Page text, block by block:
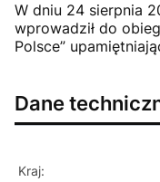
W dniu 24 sierpnia
wprowadził do
Polsce”
Dane
Kraj: